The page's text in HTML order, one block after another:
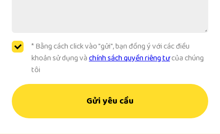
* Bằng cách click vào "gửi", bạn đồng ý với các điều
khoản sử dụng vàchính sách quyền riêng tưcủa chúng
tôi
Gửi yêu cầu